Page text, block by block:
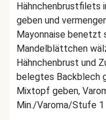
Hähnchenbrustfilets
geben und
Mayonnaise benetzt
Mandelblättchen
Hähnchenbrust und
belegtes Backblech
Mixtopf geben,
Min./Varoma/Stufe